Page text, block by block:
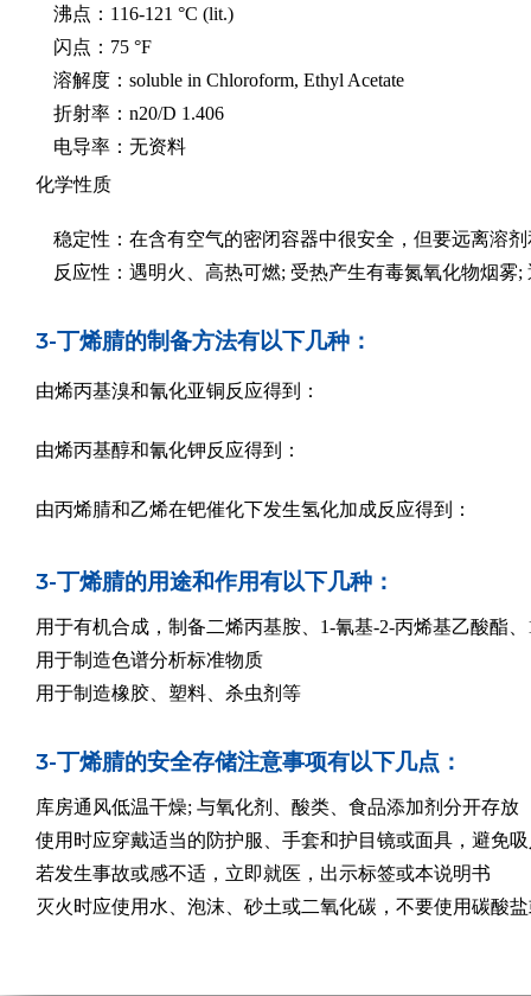
沸点：116-121 °C (lit.)
闪点：75 °F
溶解度：soluble in Chloroform, Ethyl Acetate
折射率：n20/D 1.406
电导率：无资料
化学性质
稳定性：在含有空气的密闭容器中很安全，但要远离溶
反应性：遇明火、高热可燃; 受热产生有毒氮氧化物烟雾;
3-丁烯腈的制备方法有以下几种：
由烯丙基溴和氰化亚铜反应得到：
由烯丙基醇和氰化钾反应得到：
由丙烯腈和乙烯在钯催化下发生氢化加成反应得到：
3-丁烯腈的用途和作用有以下几种：
用于有机合成，制备二烯丙基胺、1-氰基-2-丙烯基乙酸酯
用于制造色谱分析标准物质
用于制造橡胶、塑料、杀虫剂等
3-丁烯腈的安全存储注意事项有以下几点：
库房通风低温干燥; 与氧化剂、酸类、食品添加剂分开存放
使用时应穿戴适当的防护服、手套和护目镜或面具，避免
若发生事故或感不适，立即就医，出示标签或本说明书
灭火时应使用水、泡沫、砂土或二氧化碳，不要使用碳酸